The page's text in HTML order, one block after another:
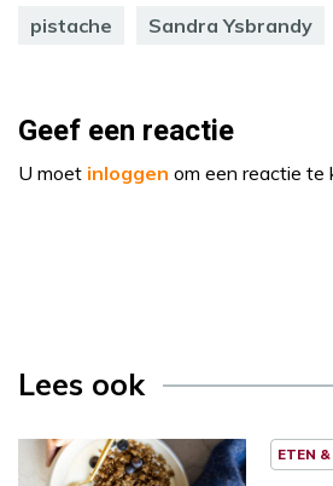
pistache Sandra Ysbrandy
Geef een reactie
U moet inloggen om een reactie te
Lees ook
ETEN